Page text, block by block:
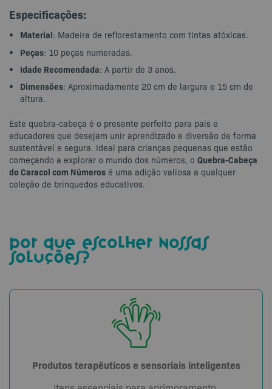
Especificações:
Material: Madeira de reflorestamento com tintas atóxicas.
Peças: 10 peças numeradas.
Idade Recomendada: A partir de 3 anos.
Dimensões: Aproximadamente 20 cm de largura e 15 cm de
altura.
Este quebra-cabeça é o presente perfeito para pais e
educadores que desejam unir aprendizado e diversão de forma
sustentável e segura. Ideal para crianças pequenas que estão
começando a explorar o mundo dos números, o Quebra-Cabeça
do Caracol com Números é uma adição valiosa a qualquer
coleção de brinquedos educativos.
por que escolher nossas
soluções?
Produtos terapêuticos e sensoriais inteligentes